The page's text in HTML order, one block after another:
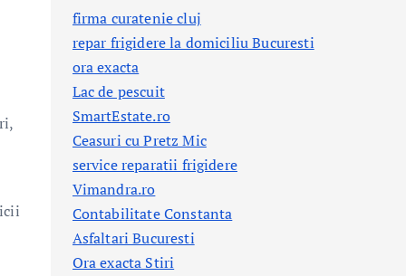
firma curatenie cluj
repar frigidere la domiciliu Bucuresti
ora exacta
Lac de pescuit
SmartEstate.ro
Ceasuri cu Pretz Mic
service reparatii frigidere
Vimandra.ro
Contabilitate Constanta
Asfaltari Bucuresti
Ora exacta Stiri